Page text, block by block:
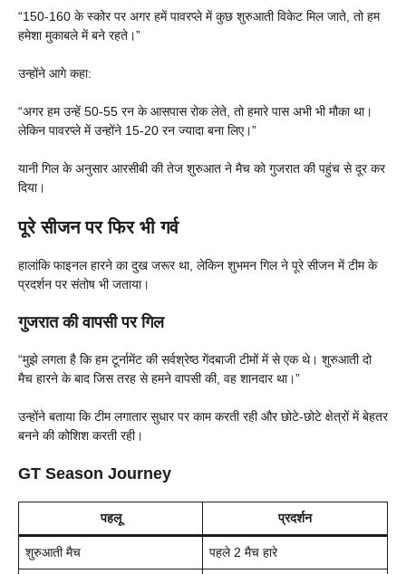
“150-160 के स्कोर पर अगर हमें पावरप्ले में कुछ शुरुआती विकेट मिल जाते, तो हम
हमेशा मुकाबले में बने रहते।”
उन्होंने आगे कहा:
“अगर हम उन्हें 50-55 रन के आसपास रोक लेते, तो हमारे पास अभी भी मौका था।
लेकिन पावरप्ले में उन्होंने 15-20 रन ज्यादा बना लिए।”
यानी गिल के अनुसार आरसीबी की तेज शुरुआत ने मैच को गुजरात की पहुंच से दूर कर
दिया।
पूरे सीजन पर फिर भी गर्व
हालांकि फाइनल हारने का दुख जरूर था, लेकिन शुभमन गिल ने पूरे सीजन में टीम के
प्रदर्शन पर संतोष भी जताया।
गुजरात की वापसी पर गिल
“मुझे लगता है कि हम टूर्नामेंट की सर्वश्रेष्ठ गेंदबाजी टीमों में से एक थे। शुरुआती दो
मैच हारने के बाद जिस तरह से हमने वापसी की, वह शानदार था।”
उन्होंने बताया कि टीम लगातार सुधार पर काम करती रही और छोटे-छोटे क्षेत्रों में बेहतर
बनने की कोशिश करती रही।
GT Season Journey
पहलू प्रदर्शन
शुरुआती मैच पहले 2 मैच हारे